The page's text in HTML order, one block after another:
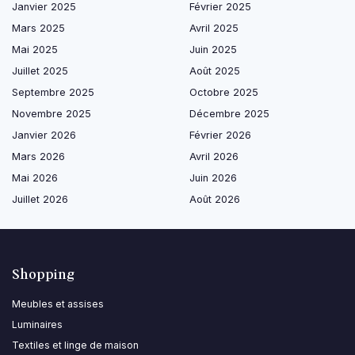
Janvier 2025
Février 2025
Mars 2025
Avril 2025
Mai 2025
Juin 2025
Juillet 2025
Août 2025
Septembre 2025
Octobre 2025
Novembre 2025
Décembre 2025
Janvier 2026
Février 2026
Mars 2026
Avril 2026
Mai 2026
Juin 2026
Juillet 2026
Août 2026
Shopping
Meubles et assises
Luminaires
Textiles et linge de maison